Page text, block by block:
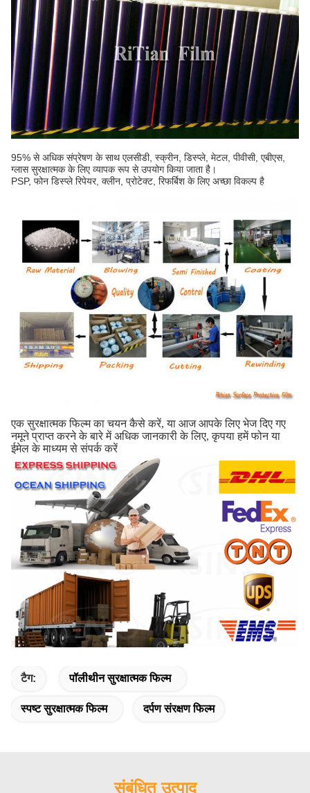
95% से अधिक संप्रेषण के साथ एलसीडी, स्क्रीन, डिस्प्ले, मेटल, पीवीसी, एबीएस,
ग्लास सुरक्षात्मक के लिए व्यापक रूप से उपयोग किया जाता है।
PSP, फोन डिस्प्ले रिपेयर, क्लीन, प्रोटेक्ट, रिफर्बिश के लिए अच्छा विकल्प है
एक सुरक्षात्मक फिल्म का चयन कैसे करें, या आज आपके लिए भेज दिए गए
नमूने प्राप्त करने के बारे में अधिक जानकारी के लिए, कृपया हमें फोन या
ईमेल के माध्यम से संपर्क करें
टैग: पॉलीथीन सुरक्षात्मक फिल्म
स्पष्ट सुरक्षात्मक फिल्म दर्पण संरक्षण फिल्म
संबंधित उत्पाद